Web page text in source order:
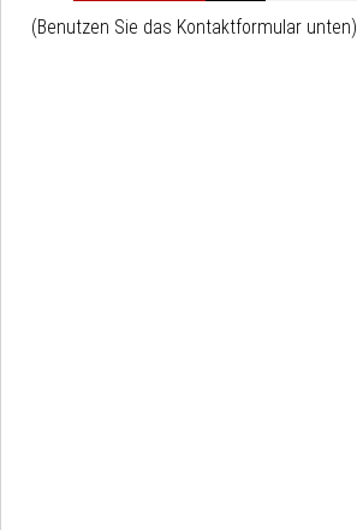
(Benutzen Sie das Kontaktformular unten)